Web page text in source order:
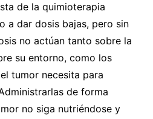
de la quimioterapia
a dar dosis bajas, pero sin
no actúan tanto sobre la
su entorno, como los
tumor necesita para
de forma
no siga nutriéndose y